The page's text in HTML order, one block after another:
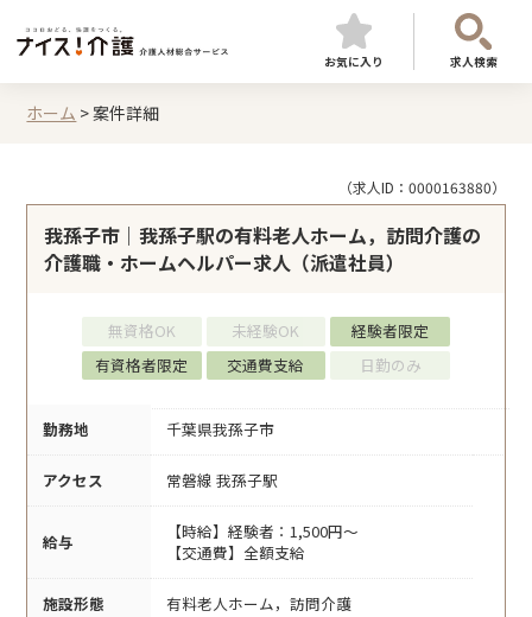
お気に入り 求人検索
ホーム >案件詳細
（求人ID：0000163880）
我孫子市｜我孫子駅の有料老人ホーム，訪問介護の
介護職・ホームヘルパー求人（派遣社員）
無資格OK 未経験OK
経験者限定
有資格者限定
交通費支給 日勤のみ
勤務地 千葉県我孫子市
アクセス 常磐線 我孫子駅
給与
【時給】経験者：1,500円～
【交通費】全額支給
施設形態 有料老人ホーム，訪問介護